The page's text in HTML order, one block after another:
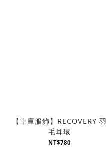
【車庫服飾】RECOVERY 羽
毛耳環
NT$780